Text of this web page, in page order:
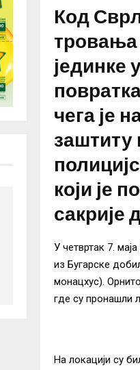
Код
тровања
јединке
чега је
заштиту
који је
сакрије
У четвртак 7.
из Бугарске
монацхус).
где су пронашли
На локацији су